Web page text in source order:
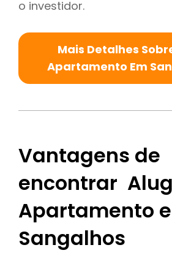
o investidor.
Mais Detalhes
Apartamento Em
Vantagens de
encontrar
Apartamento
Sangalhos